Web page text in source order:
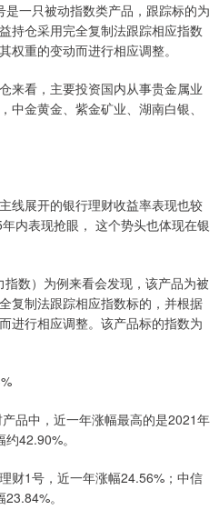
一只被动指数类产品，跟踪标的为
持仓采用完全复制法跟踪相应指数
权重的变动而进行相应调整。
来看，主要投资国内从事贵金属业
金黄金、紫金矿业、湖南白银、
线展开的银行理财收益率表现也较
内表现抢眼， 这个势头也体现在银
数）为例来看会发现，该产品为被
复制法跟踪相应指数标的，并根据
进行相应调整。该产品标的指数为
品中，近一年涨幅最高的是2021年
42.90%。
财1号，近一年涨幅24.56%；中信
。